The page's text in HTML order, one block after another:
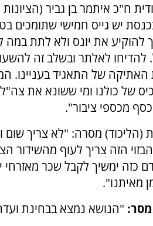
ח"כ איתמר בן גביר
יש גייס חמישי שתומכים
להוקיע את יונס ולא לתת במה
להדיחו לאלתר ובשלב זה
של התאגיד בעניינו.
של כולנו ומי ששונא את
מכספי ציבור".
(הליכוד) מסרה: "לא צריך שום
הזה צריך לעוף מהשידור
כזה ימשיך לקבל שכר מאזרחי
מאיתנו".
"הנושא נמצא בבחינת